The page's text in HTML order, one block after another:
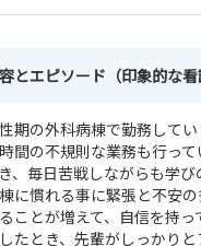
とエピソード（印象的な
期の外科病棟で勤務して
間の不規則な業務も行っ
、毎日苦戦しながらも学
に慣れる事に緊張と不安
ことが増えて、自信を持
たとき、先輩がしっかり